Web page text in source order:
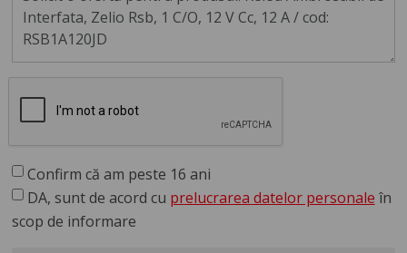
Confirm că am peste 16 ani
DA, sunt de acord cu prelucrarea datelor personale în
scop de informare